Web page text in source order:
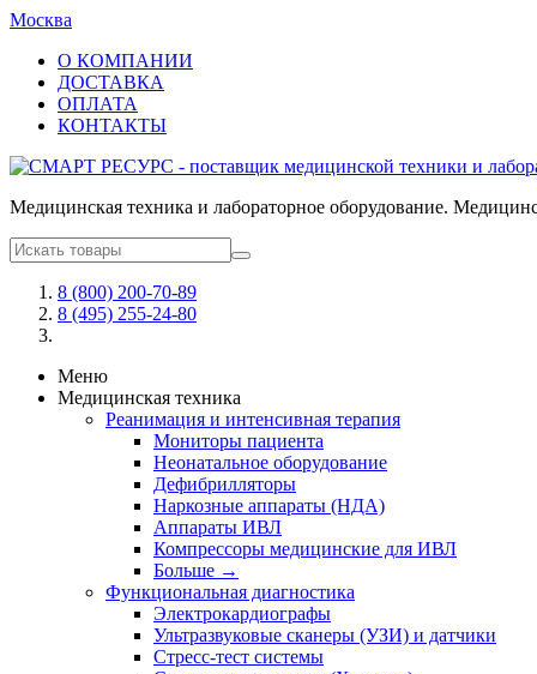
Москва
О КОМПАНИИ
ДОСТАВКА
ОПЛАТА
КОНТАКТЫ
Медицинская техника и лабораторное оборудование.
8 (800) 200-70-89
8 (495) 255-24-80
Меню
Медицинская техника
Реанимация и интенсивная терапия
Мониторы пациента
Неонатальное оборудование
Дефибрилляторы
Наркозные аппараты (НДА)
Аппараты ИВЛ
Компрессоры медицинские для ИВЛ
Больше →
Функциональная диагностика
Электрокардиографы
Ультразвуковые сканеры (УЗИ) и датчики
Стресс-тест системы